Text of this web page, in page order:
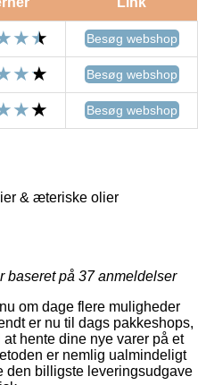
Besøg webshop
Besøg webshop
Besøg webshop
& æteriske olier
baseret på 37anmeldelser
om dage flere muligheder
er nu til dags pakkeshops,
hente dine nye varer på et
er nemlig ualmindeligt
den billigste leveringsudgave